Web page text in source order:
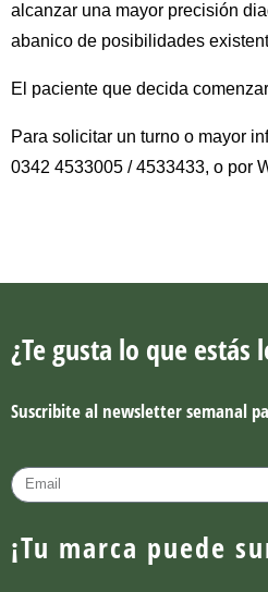
alcanzar una mayor precisión
abanico de posibilidades
El paciente que decida
Para solicitar un turno o mayor
0342 4533005 / 4533433, o por
¿Te gusta lo que estás
Suscribite al newsletter semanal
¡Tu marca puede